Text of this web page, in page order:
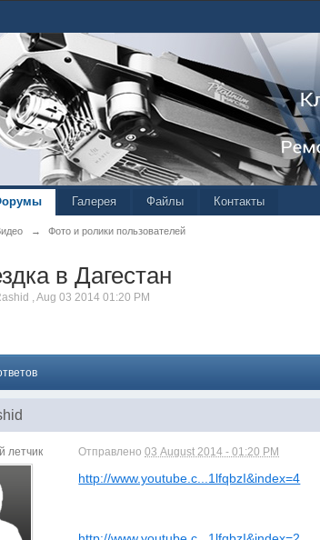
Галерея Файлы Контакты
→ Фото и ролики пользователей
в Дагестан
,Aug 03 2014 01:20 PM
летчик Отправлено03 August 2014 - 01:20 PM
http://www.youtube.c...1lfqbzI&index=4